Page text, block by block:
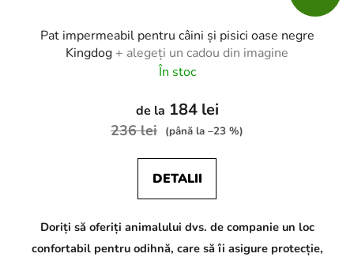
Pat impermeabil pentru câini și pisici oase negre
Kingdog + alegeți un cadou din imagine
În stoc
de la 184 lei
236 lei (până la –23 %)
DETALII
Doriți să oferiți animalului dvs. de companie un loc
confortabil pentru odihnă, care să îi asigure protecție,